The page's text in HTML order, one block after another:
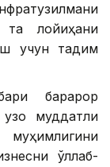
та лойиҳани
учун тақдим
барқарор
муддатли
қўллаб-